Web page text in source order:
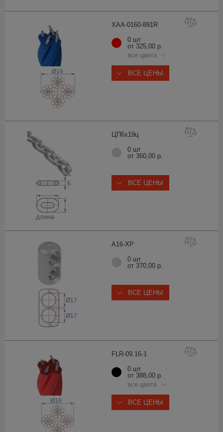
XAA-0160-891R
Ø16
0 шт
от 325,00 р.
все цвета
ВСЕ ЦЕНЫ
ЦП6х19ц
6
длина
0 шт
от 360,00 р.
ВСЕ ЦЕНЫ
A16-XP
Ø17
Ø17
0 шт
от 370,00 р.
ВСЕ ЦЕНЫ
FLR-09.16-1
Ø16
0 шт
от 388,00 р.
все цвета
ВСЕ ЦЕНЫ